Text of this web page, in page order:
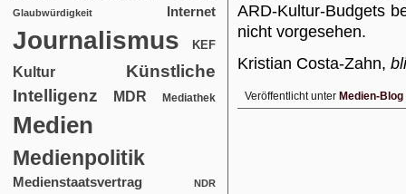
Glaubwürdigkeit Internet
Journalismus KEF
Kultur
Künstliche
Intelligenz
MDR Mediathek
Medien
Medienpolitik
Medienstaatsvertrag NDR
ARD-Kultur-Budgets
nicht vorgesehen.
Kristian Costa-Zahn,
Veröffentlicht unter Medien-Blog